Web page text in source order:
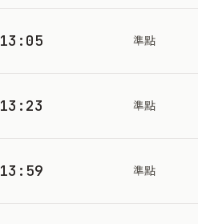
13:05 準點
13:23 準點
13:59 準點